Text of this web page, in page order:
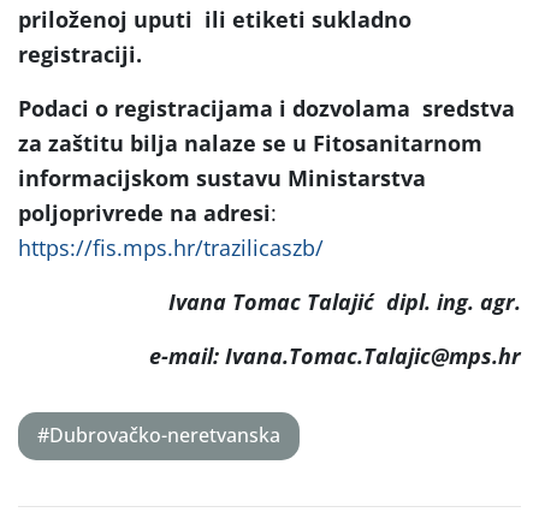
priloženoj uputi ili etiketi sukladno
registraciji.
Podaci o registracijama i dozvolama sredstva
za zaštitu bilja nalaze se u Fitosanitarnom
informacijskom sustavu Ministarstva
poljoprivrede na adresi:
https://fis.mps.hr/trazilicaszb/
Ivana Tomac Talajić dipl. ing. agr.
e-mail: Ivana.Tomac.Talajic@mps.hr
#Dubrovačko-neretvanska